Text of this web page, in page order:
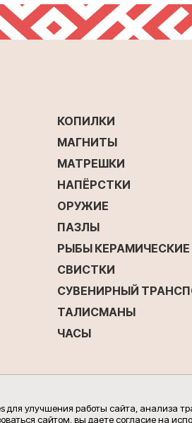
для улучшения работы сайта, анализа
сайтом, вы даете согласие на
КОПИЛКИ
МАГНИТЫ
МАТРЕШКИ
НАПЁРСТКИ
ОРУЖИЕ
ПАЗЛЫ
РЫБЫ КЕРАМИЧЕСКИЕ
СВИСТКИ
СУВЕНИРНЫЙ
ТАЛИСМАНЫ
ЧАСЫ